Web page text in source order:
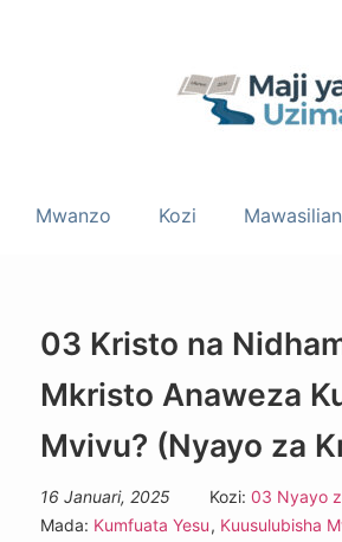
Mwanzo Kozi
03 Kristo na
Mkristo Anaweza
Mvivu? (Nyayo za
16 Januari, 2025 Kozi: 03 Nyayo
Mada: Kumfuata Yesu, Kuusulubisha